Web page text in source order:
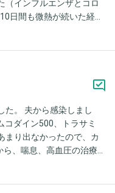
ていない／意識は清明 ・
い、ゼーゼーなし ・意
（鑑別）を教えてくだ
ど）や必要になりやす
しとお
（インフルエンザとコロ
病の前触れなのではない
た。 夫から感染しまし
コダイン500、トラサミ
まり出なかったので、カ
ら、喘息、高血圧の治療
、レルベア100を吸入し